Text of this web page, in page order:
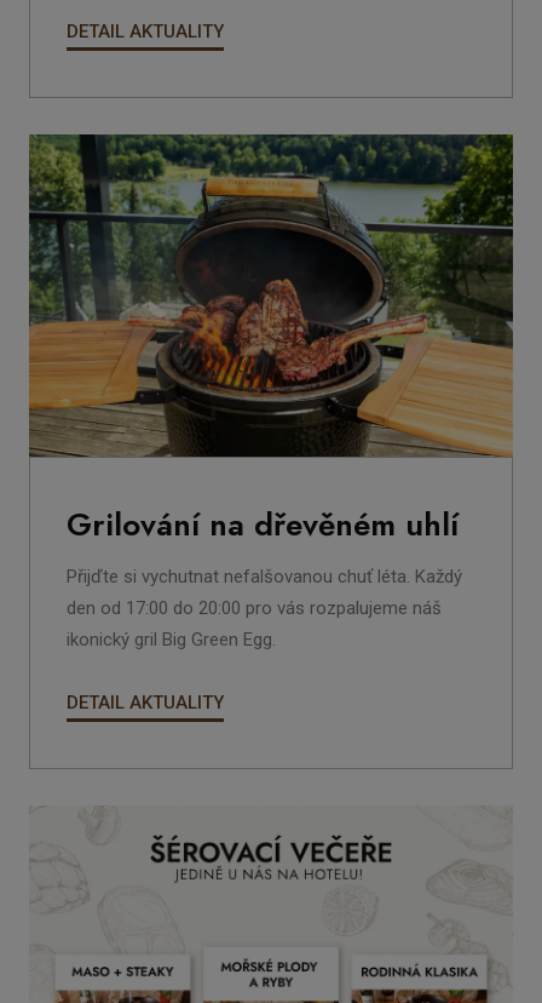
DETAIL AKTUALITY
Grilování na dřevěném uhlí
Přijďte si vychutnat nefalšovanou chuť léta. Každý
den od 17:00 do 20:00 pro vás rozpalujeme náš
ikonický gril Big Green Egg.
DETAIL AKTUALITY